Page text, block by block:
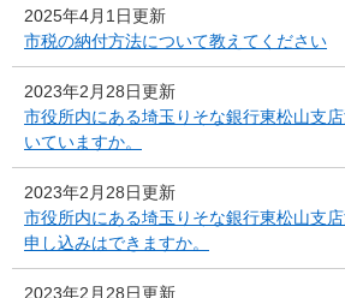
2025年4月1日更新
市税の納付方法について教えてください
2023年2月28日更新
市役所内にある埼玉りそな銀行東松山支
いていますか。
2023年2月28日更新
市役所内にある埼玉りそな銀行東松山支
申し込みはできますか。
2023年2月28日更新